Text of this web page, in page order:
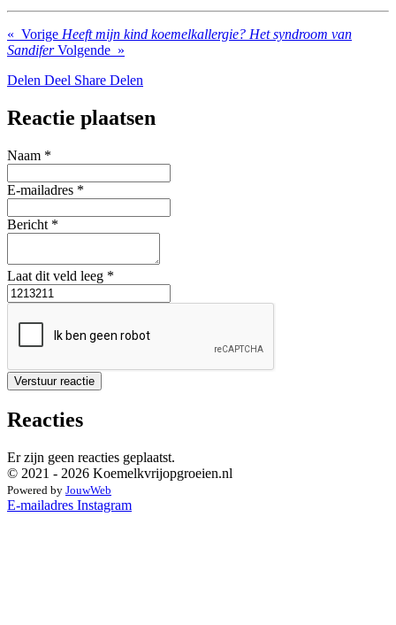
« Vorige Heeft mijn kind koemelkallergie? Het syndroom van
Sandifer Volgende »
Delen Deel Share Delen
Reactie plaatsen
Naam *
E-mailadres *
Bericht *
Laat dit veld leeg *
Verstuur reactie
Reacties
Er zijn geen reacties geplaatst.
© 2021 - 2026 Koemelkvrijopgroeien.nl
Powered by JouwWeb
E-mailadres Instagram